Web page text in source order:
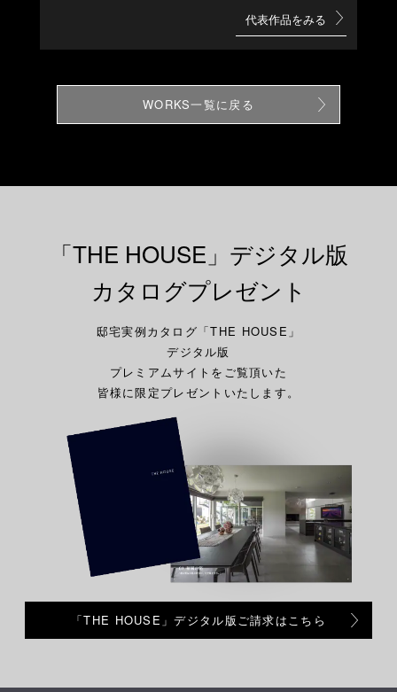
代表作品をみる
WORKS一覧に戻る
「THE HOUSE 」 デジタ ル版
カ タ ロ グプレゼン ト
邸宅実例カタログ「THE HOUSE」
デジタル版
プレミアムサイトをご覧頂いた
皆様に限定プレゼントいたします。
「THE HOUSE」デジタル版ご請求はこちら